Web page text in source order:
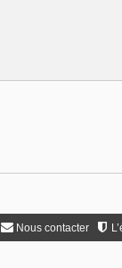
Nous contacter